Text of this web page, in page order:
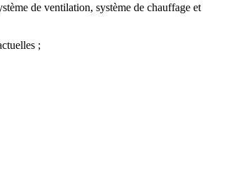
de ventilation, système de chauffage et
;